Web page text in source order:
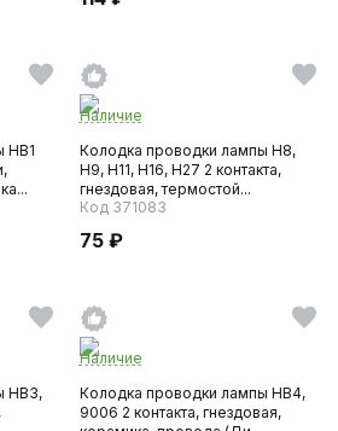
HB1
Наличие
Колодка проводки лампы H8,
H9, H11, H16, Н27 2 контакта,
гнездовая, термостой...
Код 371083
75 ₽
НВ3,
Наличие
Колодка проводки лампы НВ4,
9006 2 контакта, гнездовая,